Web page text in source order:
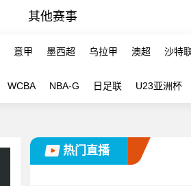
其他赛事
意甲 墨西超 乌拉甲 澳超 沙特
WCBA NBA-G 日足联 U23亚洲杯
热门直播